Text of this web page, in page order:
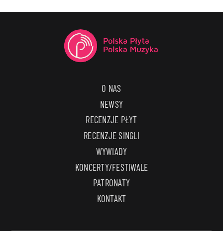
O NAS
NEWSY
RECENZJE PŁYT
RECENZJE SINGLI
WYWIADY
KONCERTY/FESTIWALE
PATRONATY
KONTAKT